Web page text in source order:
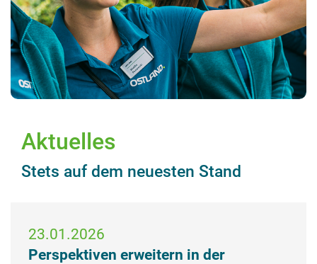
Aktuelles
Stets auf dem neuesten Stand
23.01.2026
Perspektiven erweitern in der